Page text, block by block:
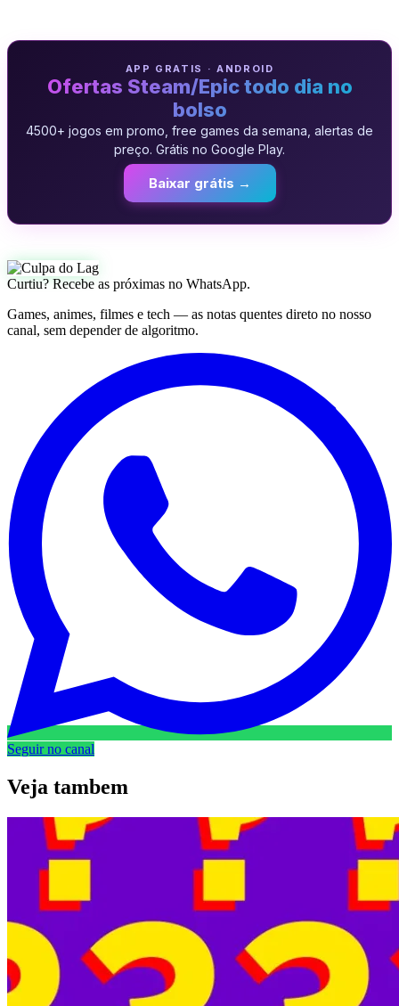
APP GRATIS · ANDROID
Ofertas Steam/Epic todo dia no
bolso
4500+ jogos em promo, free games da semana, alertas de
preço. Grátis no Google Play.
Baixar grátis →
Curtiu? Recebe as próximas no WhatsApp.
Games, animes, filmes e tech — as notas quentes direto no nosso
canal, sem depender de algoritmo.
Seguir no canal
Veja tambem